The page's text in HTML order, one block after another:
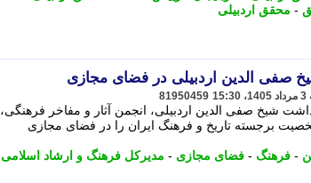
- محقق اردبیلی
صفی الدین اردبیلی در فضای مجازی
81950459
شیخ صفی الدین اردبیلی، انجمن آثار و مفاخر فرهنگی،
برجسته تاریخ و فرهنگ ایران را در فضای مجازی
- فرهنگ - فضای مجازی - مدیرکل فرهنگ و ارشاد اسلامی